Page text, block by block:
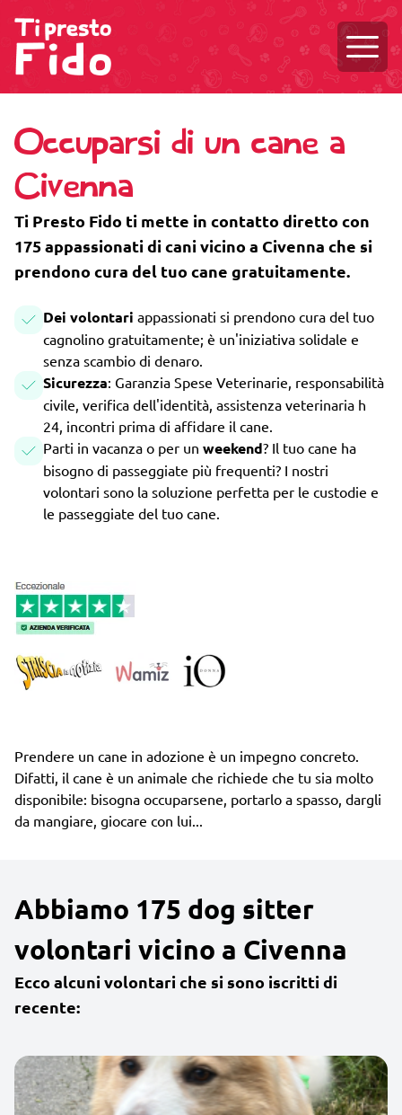
Occuparsi di un cane a
Civenna
Ti Presto Fido ti mette in contatto diretto con
175 appassionati di cani vicino a Civenna che si
prendono cura del tuo cane gratuitamente.
Dei volontari appassionati si prendono cura del tuo
cagnolino gratuitamente; è un'iniziativa solidale e
senza scambio di denaro.
Sicurezza: Garanzia Spese Veterinarie, responsabilità
civile, verifica dell'identità, assistenza veterinaria h
24, incontri prima di affidare il cane.
Parti in vacanza o per un weekend? Il tuo cane ha
bisogno di passeggiate più frequenti? I nostri
volontari sono la soluzione perfetta per le custodie e
le passeggiate del tuo cane.
Prendere un cane in adozione è un impegno concreto.
Difatti, il cane è un animale che richiede che tu sia molto
disponibile: bisogna occuparsene, portarlo a spasso, dargli
da mangiare, giocare con lui...
Abbiamo 175 dog sitter
volontari vicino a Civenna
Ecco alcuni volontari che si sono iscritti di
recente: